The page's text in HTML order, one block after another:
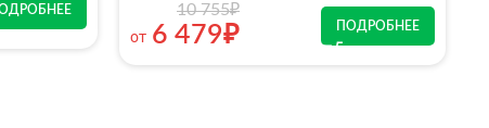
от
10 755₽
6 479₽ ПОДРОБНЕЕ